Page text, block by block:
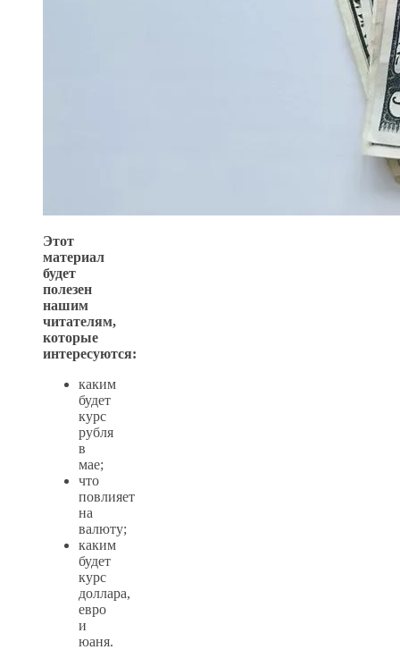
Этот
материал
будет
полезен
нашим
читателям,
которые
интересуются:
каким
будет
курс
рубля
в
мае;
что
повлияет
на
валюту;
каким
будет
курс
доллара,
евро
и
юаня.